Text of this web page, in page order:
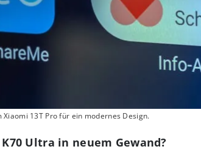
13T Pro für ein modernes Design.
Ultra in neuem Gewand?